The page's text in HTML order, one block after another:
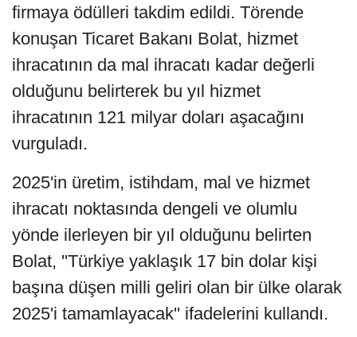
firmaya ödülleri takdim edildi. Törende
konuşan Ticaret Bakanı Bolat, hizmet
ihracatının da mal ihracatı kadar değerli
olduğunu belirterek bu yıl hizmet
ihracatının 121 milyar doları aşacağını
vurguladı.
2025'in üretim, istihdam, mal ve hizmet
ihracatı noktasında dengeli ve olumlu
yönde ilerleyen bir yıl olduğunu belirten
Bolat, ''Türkiye yaklaşık 17 bin dolar kişi
başına düşen milli geliri olan bir ülke olarak
2025'i tamamlayacak'' ifadelerini kullandı.